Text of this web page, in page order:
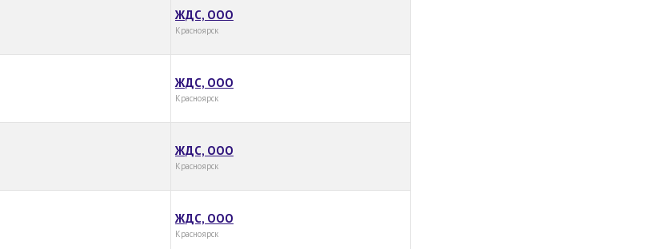
ЖДС, ООО
Красноярск
ЖДС, ООО
Красноярск
ЖДС, ООО
Красноярск
ЖДС, ООО
Красноярск